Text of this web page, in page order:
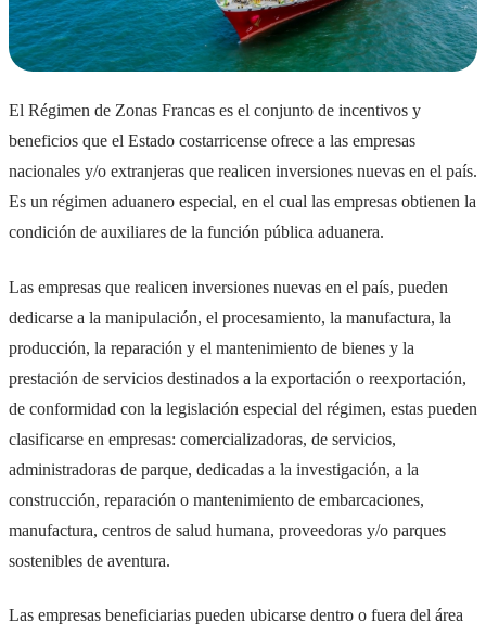
El Régimen de Zonas Francas es el conjunto de incentivos y
beneficios que el Estado costarricense ofrece a las empresas
nacionales y/o extranjeras que realicen inversiones nuevas en el país.
Es un régimen aduanero especial, en el cual las empresas obtienen la
condición de auxiliares de la función pública aduanera.
Las empresas que realicen inversiones nuevas en el país, pueden
dedicarse a la manipulación, el procesamiento, la manufactura, la
producción, la reparación y el mantenimiento de bienes y la
prestación de servicios destinados a la exportación o reexportación,
de conformidad con la legislación especial del régimen, estas pueden
clasificarse en empresas: comercializadoras, de servicios,
administradoras de parque, dedicadas a la investigación, a la
construcción, reparación o mantenimiento de embarcaciones,
manufactura, centros de salud humana, proveedoras y/o parques
sostenibles de aventura.
Las empresas beneficiarias pueden ubicarse dentro o fuera del área